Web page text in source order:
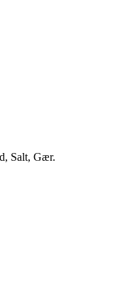
Salt, Gær.